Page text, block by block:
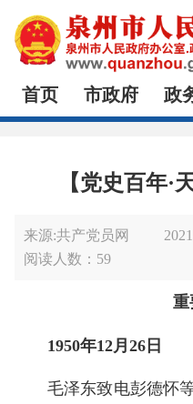
首页 市政府 政
【党史百年·
来源:共产党员网
阅读人数： 59
重
1950年12月26日
毛泽东致电彭德怀等